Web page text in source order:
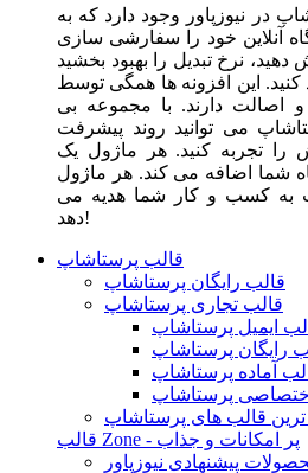
در نیوزپاور وجود دارد که به
آنلاین خود را سفارشی سازی
دهید، نرخ تبدیل را بهبود بخشید
کنید. این افزونه ها همگی توسط
و اصالت دارند. با مجموعه بی
می توانید روند پیشرفت
تجربه کنید. هر ماژول یک
شما اضافه می کند. هر ماژول
به کسب و کار شما هدیه می
دهد!
قالب پرستاشاپ
قالب رایگان پرستاشاپ
قالب تجاری پرستاشاپ
ایمیل پرستاشاپ
رایگان پرستاشاپ
آماده پرستاشاپ
پرستاشاپ
قالب های پرستاشاپ
قالب Zone - پر امکانات و جذاب
پیشنهادی نیوزپاور